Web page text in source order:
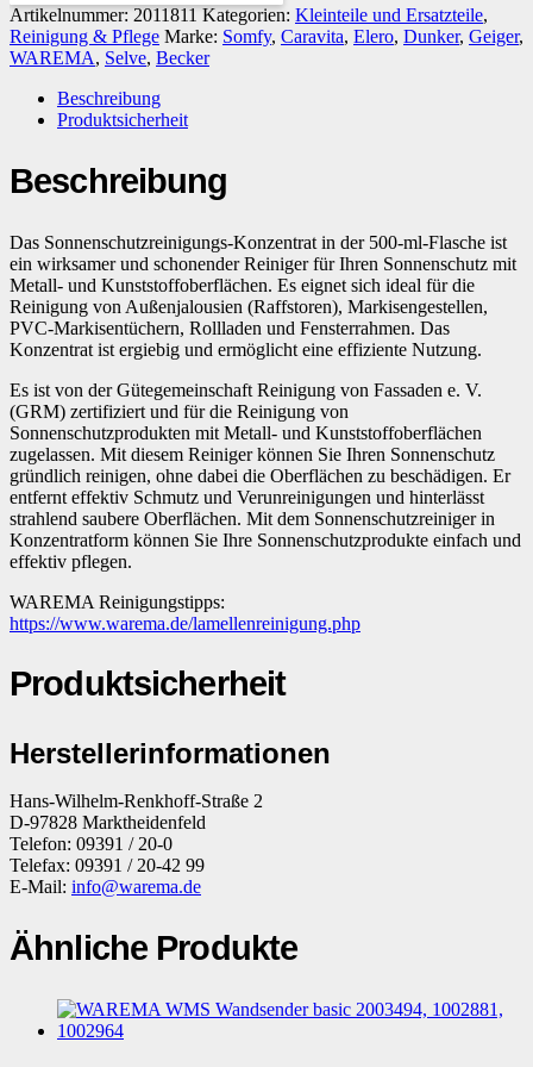
Artikelnummer:2011811 Kategorien: Kleinteile und Ersatzteile,
Reinigung & Pflege Marke: Somfy, Caravita, Elero, Dunker, Geiger,
WAREMA, Selve, Becker
Beschreibung
Produktsicherheit
Beschreibung
Das Sonnenschutzreinigungs-Konzentrat in der 500-ml-Flasche ist
ein wirksamer und schonender Reiniger für Ihren Sonnenschutz mit
Metall- und Kunststoffoberflächen. Es eignet sich ideal für die
Reinigung von Außenjalousien (Raffstoren), Markisengestellen,
PVC-Markisentüchern, Rollladen und Fensterrahmen. Das
Konzentrat ist ergiebig und ermöglicht eine effiziente Nutzung.
Es ist von der Gütegemeinschaft Reinigung von Fassaden e. V.
(GRM) zertifiziert und für die Reinigung von
Sonnenschutzprodukten mit Metall- und Kunststoffoberflächen
zugelassen. Mit diesem Reiniger können Sie Ihren Sonnenschutz
gründlich reinigen, ohne dabei die Oberflächen zu beschädigen. Er
entfernt effektiv Schmutz und Verunreinigungen und hinterlässt
strahlend saubere Oberflächen. Mit dem Sonnenschutzreiniger in
Konzentratform können Sie Ihre Sonnenschutzprodukte einfach und
effektiv pflegen.
WAREMA Reinigungstipps:
https://www.warema.de/lamellenreinigung.php
Produktsicherheit
Herstellerinformationen
Hans-Wilhelm-Renkhoff-Straße 2
D-97828 Marktheidenfeld
Telefon: 09391 / 20-0
Telefax: 09391 / 20-42 99
E-Mail: info@warema.de
Ähnliche Produkte